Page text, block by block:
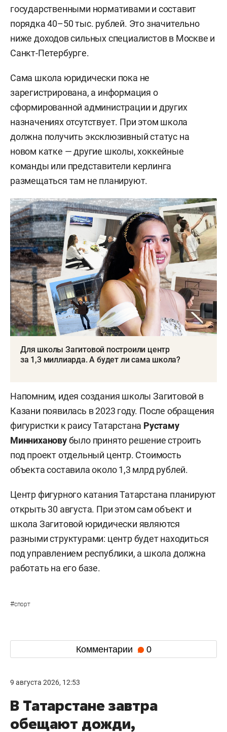
государственными нормативами и составит
порядка 40–50 тыс. рублей. Это значительно
ниже доходов сильных специалистов в Москве и
Санкт-Петербурге.
Сама школа юридически пока не
зарегистрирована, а информация о
сформированной администрации и других
назначениях отсутствует. При этом школа
должна получить эксклюзивный статус на
новом катке — другие школы, хоккейные
команды или представители керлинга
размещаться там не планируют.
Для школы Загитовой построили центр
за 1,3 миллиарда. А будет ли сама школа?
Напомним, идея создания школы Загитовой в
Казани появилась в 2023 году. После обращения
фигуристки к раису Татарстана Рустаму
Миннихановубыло принято решение строить
под проект отдельный центр. Стоимость
объекта составила около 1,3 млрд рублей.
Центр фигурного катания Татарстана планируют
открыть 30 августа. При этом сам объект и
школа Загитовой юридически являются
разными структурами: центр будет находиться
под управлением республики, а школа должна
работать на его базе.
#спорт
Комментарии 0
9 августа 2026, 12:53
В Татарстане завтра
обещают дожди,